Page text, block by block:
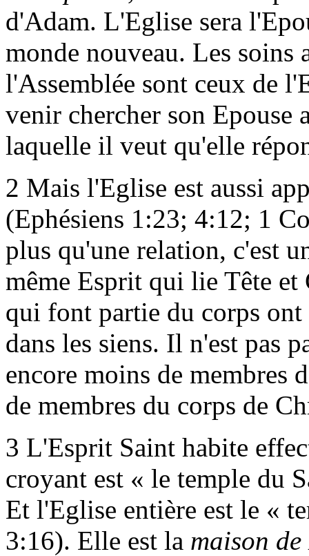
d'Adam. L'Eglise sera
monde nouveau. Les soins
l'Assemblée sont ceux de
venir chercher son Epouse
laquelle il veut qu'elle
2 Mais l'Eglise est aussi
(Ephésiens 1:23; 4:12; 1
plus qu'une relation, c'est
même Esprit qui lie Tête et
qui font partie du corps
dans les siens. Il n'est pas
encore moins de membres
de membres du corps de
3 L'Esprit Saint habite
croyant est « le temple du
Et l'Eglise entière est le «
3:16). Elle est la maison